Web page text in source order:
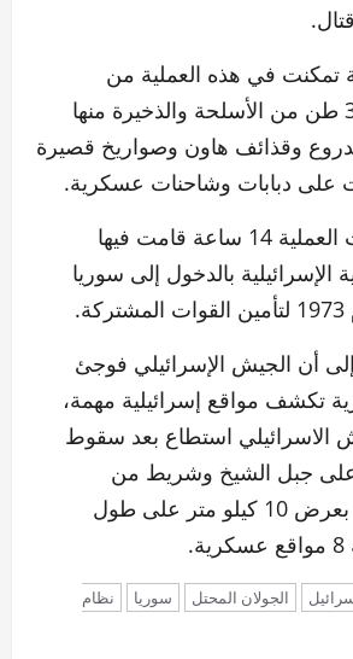
تمكنت في هذه العملية من
السيطرة على 3,5 طن من الأسلحة والذخيرة منها
وقذائف هاون وصواريخ قصيرة
على دبابات وشاحنات عسكرية.
هذا وقد استغرقت العملية 14 ساعة قامت فيها
بالدخول إلى سوريا
أن الجيش الإسرائيلي فوجئ
تكشف مواقع إسرائيلية مهمة،
الاسرائيلي استطاع بعد سقوط
على جبل الشيخ وشريط من
الأراضي السورية بعرض 10 كيلو متر على طول
الجولان المحتل سوريا
نظام